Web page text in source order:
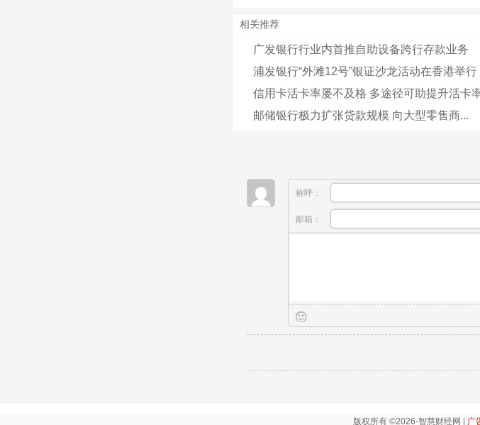
相关推荐
广发银行行业内首推自助设备跨行存款业务
浦发银行“外滩12号”银证沙龙活动在香港举行
信用卡活卡率屡不及格 多途径可助提升活卡
邮储银行极力扩张贷款规模 向大型零售商...
称呼：
邮箱：
版权所有 ©2026-智慧财经网 | 广